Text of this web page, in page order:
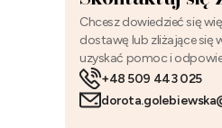
Chcesz dowiedzieć się
dostawę lub zliżające się
uzyskać pomoc i
+48 509 443 025